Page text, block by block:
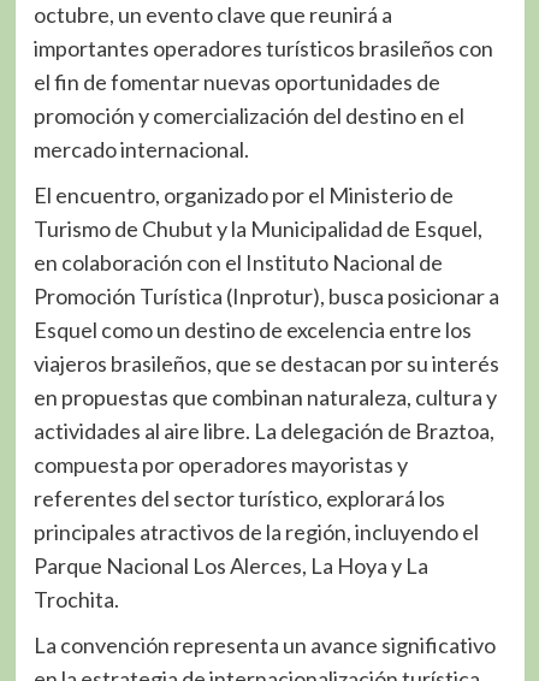
octubre, un evento clave que reunirá a
importantes operadores turísticos brasileños con
el fin de fomentar nuevas oportunidades de
promoción y comercialización del destino en el
mercado internacional.
El encuentro, organizado por el Ministerio de
Turismo de Chubut y la Municipalidad de Esquel,
en colaboración con el Instituto Nacional de
Promoción Turística (Inprotur), busca posicionar a
Esquel como un destino de excelencia entre los
viajeros brasileños, que se destacan por su interés
en propuestas que combinan naturaleza, cultura y
actividades al aire libre. La delegación de Braztoa,
compuesta por operadores mayoristas y
referentes del sector turístico, explorará los
principales atractivos de la región, incluyendo el
Parque Nacional Los Alerces, La Hoya y La
Trochita.
La convención representa un avance significativo